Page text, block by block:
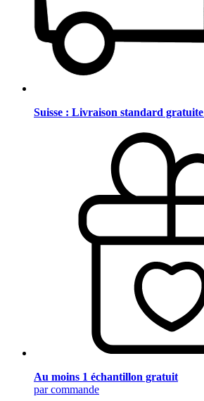
Suisse : Livraison standard gratuite
Au moins 1 échantillon gratuit
par commande